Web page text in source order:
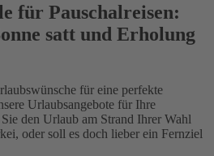
für Pauschalreisen:
satt und Erholung
für eine perfekte
Urlaubsangebote für Ihre
den Urlaub am Strand Ihrer Wahl
oder soll es doch lieber ein Fernziel